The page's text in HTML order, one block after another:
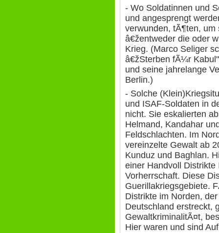
- Wo Soldatinnen und
und angesprengt
verwunden, tÃ¶ten,
â€žentweder die oder
Krieg. (Marco Seliger
â€žSterben fÃ¼r
und seine jahrelange
Berlin.)
- Solche
und ISAF-Soldaten in
nicht. Sie eskalierten
Helmand, Kandahar
Feldschlachten. Im
vereinzelte Gewalt ab
Kunduz und Baghlan.
einer Handvoll
Vorherrschaft. Diese
Guerillakriegsgebiete.
Distrikte im Norden,
Deutschland erstreckt,
GewaltkriminalitÃ¤t,
Hier waren und sind